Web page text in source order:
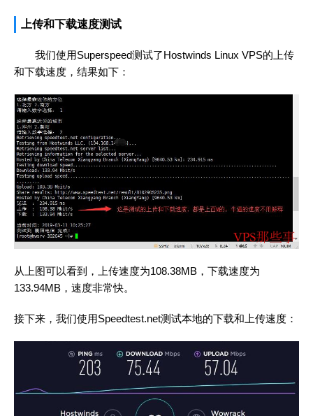
上传和下载速度测试
我们使用Superspeed测试了Hostwinds Linux VPS的上传
和下载速度，结果如下：
从上图可以看到，上传速度为108.38MB，下载速度为
133.94MB，速度非常快。
接下来，我们使用Speedtest.net测试本地的下载和上传速度：